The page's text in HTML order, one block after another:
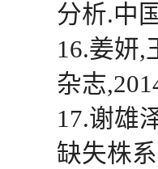
分析.中
16.姜妍,
杂志
17.谢雄
缺失株